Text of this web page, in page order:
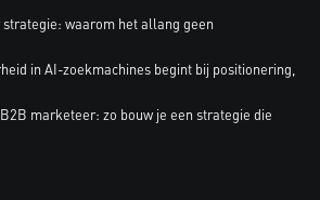
strategie: waarom het allang geen
in AI-zoekmachines begint bij positionering,
marketeer: zo bouw je een strategie die